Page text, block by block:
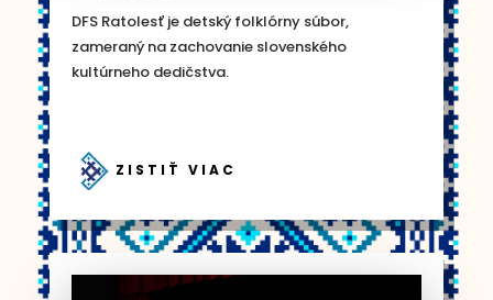
DFS Ratolesť je detský folklórny súbor,
zameraný na zachovanie slovenského
kultúrneho dedičstva.
ZISTIŤ VIAC